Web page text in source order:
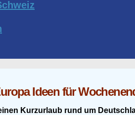
Ideen für
Kurzurlaub rund um